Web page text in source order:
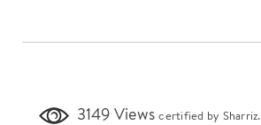
3149 Viewscertified by